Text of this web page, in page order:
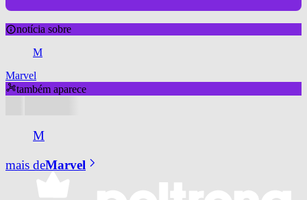
notícia sobre
M
Marvel
também aparece
M
mais deMarvel